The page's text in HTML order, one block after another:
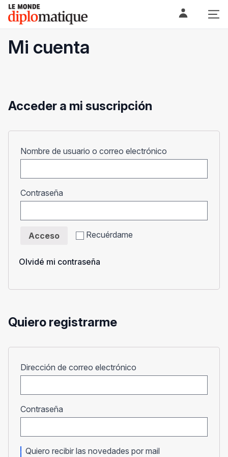
Skip
content
Le monde diplomatique
Mi cuenta
Acceder a mi suscripción
Nombre de usuario o correo electrónico
Contraseña
Recuérdame
Acceso
Olvidé mi contraseña
Quiero registrarme
Dirección de correo electrónico
Contraseña
Quiero recibir las novedades por mail